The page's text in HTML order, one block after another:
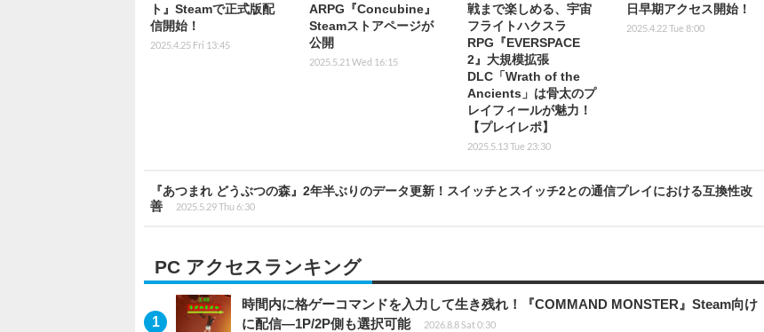
ト』Steamで正式版配
信開始！
2025.4.25 Fri 13:45
ARPG『Concubine』
Steamストアページが
公開
2025.5.21 Wed 16:15
戦まで楽しめる、宇宙
フライトハクスラ
RPG『EVERSPACE
2』大規模拡張
DLC「Wrath of the
Ancients」は骨太のプ
レイフィールが魅力！
【プレイレポ】
2025.5.13 Tue 23:30
日早期アクセス開始！
2025.4.22 Tue 8:00
『あつまれ どうぶつの森』2年半ぶりのデータ更新！スイッチとスイッチ2との通信プレイにおける互換性改
善
2025.5.29 Thu 6:30
PC アクセスランキング
時間内に格ゲーコマンドを入力して生き残れ！『COMMAND MONSTER』Steam向け
に配信―1P/2P側も選択可能
2026.8.8 Sat 0:30